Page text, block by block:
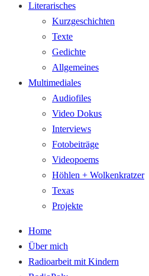
Literarisches
Kurzgeschichten
Texte
Gedichte
Allgemeines
Multimediales
Audiofiles
Video Dokus
Interviews
Fotobeiträge
Videopoems
Höhlen + Wolkenkratzer
Texas
Projekte
Home
Über mich
Radioarbeit mit Kindern